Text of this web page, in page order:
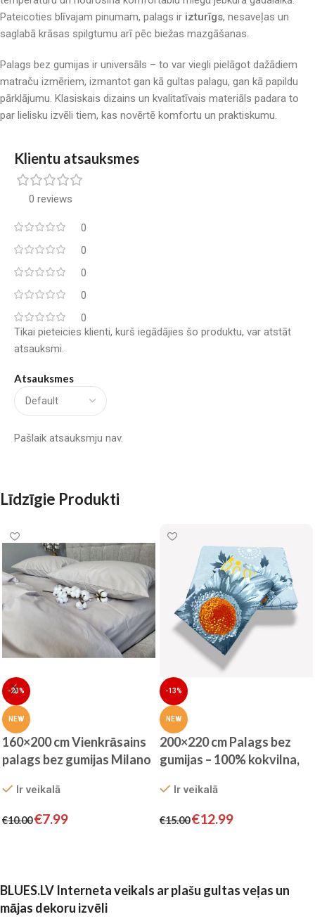
Pateicoties blīvajam pinumam, palags ir izturīgs, nesaveļas un
saglabā krāsas spilgtumu arī pēc biežas mazgāšanas.
Palags bez gumijas ir universāls – to var viegli pielāgot dažādiem
matraču izmēriem, izmantot gan kā gultas palagu, gan kā papildu
pārklājumu. Klasiskais dizains un kvalitatīvais materiāls padara to
par lielisku izvēli tiem, kas novērtē komfortu un praktiskumu.
Klientu atsauksmes
0 reviews
0
0
0
0
0
Atsauksmes
Pašlaik atsauksmju nav.
Tikai pieteicies klienti, kurš iegādājies šo produktu, var atstāt
atsauksmi.
Līdzīgie Produkti
-20%
NEW
160×200 cm Vienkrāsains
palags bez gumijas Milano
pelēks)
Ir veikalā
€10.00€7.99
-13%
NEW
200×220 cm Palags bez
gumijas – 100% kokvilna,
Ir veikalā
€15.00€12.99
BLUES.LV Interneta veikals ar plašu gultas veļas un
mājas dekoru izvēli